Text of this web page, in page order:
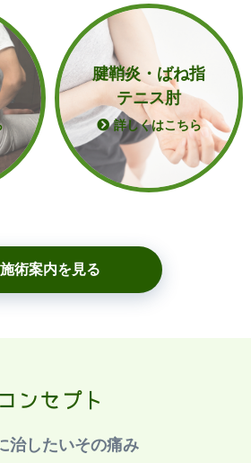
腱鞘炎・ばね指
テニス肘
詳しくはこちら
施術案内を見る
コンセプト
治したいその痛み